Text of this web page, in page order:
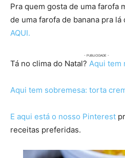
Pra quem gosta de uma farofa
de uma farofa de banana pra
AQUI.
Tá no clima do Natal? Aqui tem
Aqui tem sobremesa: torta
E aqui está o nosso Pinterest
receitas preferidas.